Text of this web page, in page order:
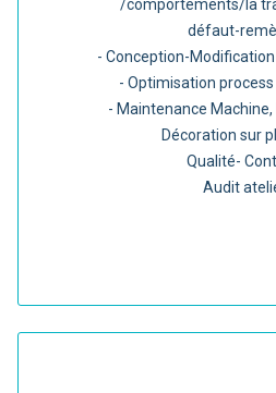
/comportements/la
défaut-
- Conception-
- Optimisation
- Maintenance Machine,
Décoration sur
Qualité-
Audit